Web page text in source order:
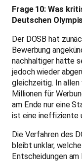
Frage 10: Was
Deutschen
Der DOSB hat
Bewerbung
nachhaltiger hätte
jedoch wieder
gleichzeitig. In
Millionen für
am Ende nur eine
ist eine ineffiziente
Die Verfahren des
bleibt unklar,
Entscheidungen